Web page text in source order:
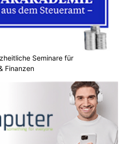
Seminare für
Finanzen